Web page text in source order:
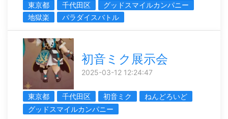
東京都 千代田区
グッドスマイルカンパニー
地獄楽
パラダイスバトル
初音ミク展示会
2025-03-12 12:24:47
東京都 千代田区 初音ミク
ねんどろいど
グッドスマイルカンパニー